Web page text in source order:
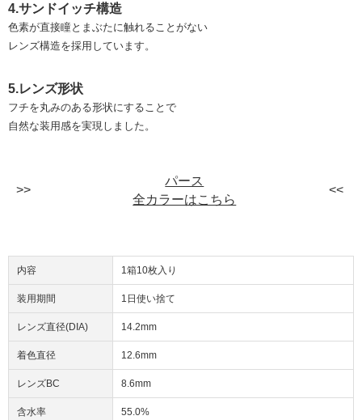
4.サンドイッチ構造
色素が直接瞳とまぶたに触れることがない
レンズ構造を採用しています。
5.レンズ形状
フチを丸みのある形状にすることで
自然な装用感を実現しました。
パース
全カラーはこちら
内容 1箱10枚入り
装用期間 1日使い捨て
レンズ直径(DIA) 14.2mm
着色直径 12.6mm
レンズBC 8.6mm
含水率 55.0%